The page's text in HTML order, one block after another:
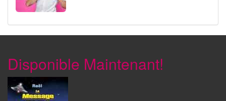
Disponible Maintenant!